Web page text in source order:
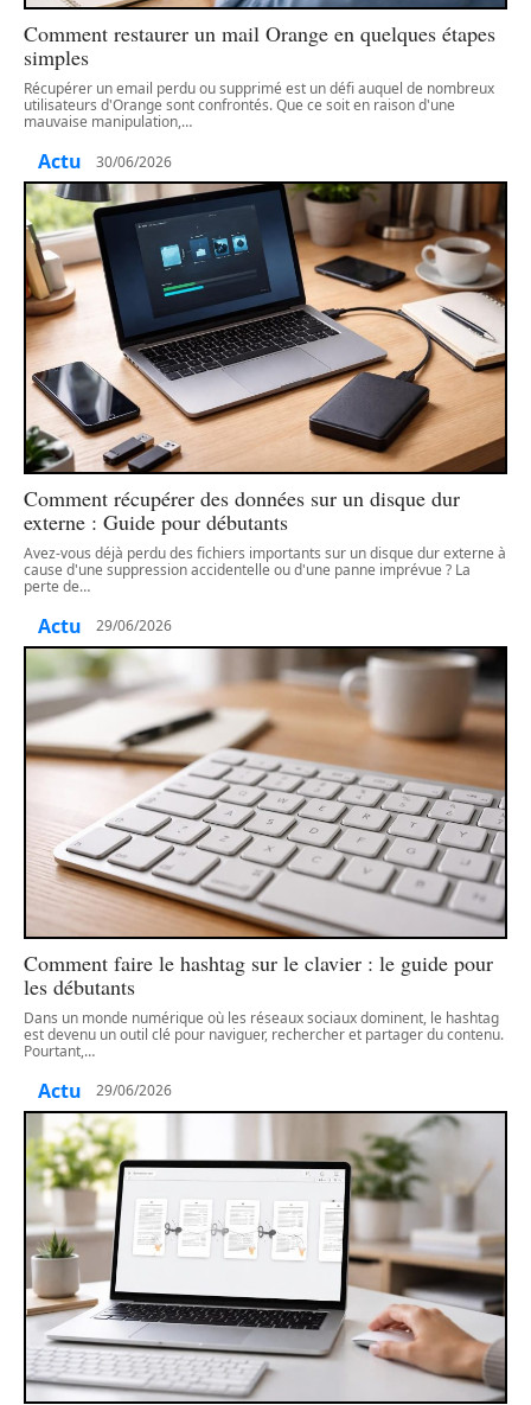
Comment restaurer un mail Orange en quelques étapes
simples
Récupérer un email perdu ou supprimé est un défi auquel de nombreux
utilisateurs d'Orange sont confrontés. Que ce soit en raison d'une
mauvaise manipulation,…
Actu 30/06/2026
Comment récupérer des données sur un disque dur
externe : Guide pour débutants
Avez-vous déjà perdu des fichiers importants sur un disque dur externe à
cause d'une suppression accidentelle ou d'une panne imprévue ? La
perte de…
Actu 29/06/2026
Comment faire le hashtag sur le clavier : le guide pour
les débutants
Dans un monde numérique où les réseaux sociaux dominent, le hashtag
est devenu un outil clé pour naviguer, rechercher et partager du contenu.
Pourtant,…
Actu 29/06/2026